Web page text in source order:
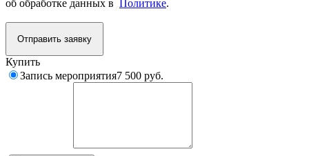
об обработке данных в Политике.
Отправить заявку
Купить
Запись мероприятия7 500 руб.